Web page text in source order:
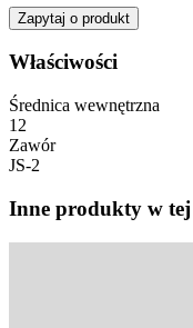
Zapytaj o produkt
Właściwości
Średnica wewnętrzna
12
Zawór
JS-2
Inne produkty w